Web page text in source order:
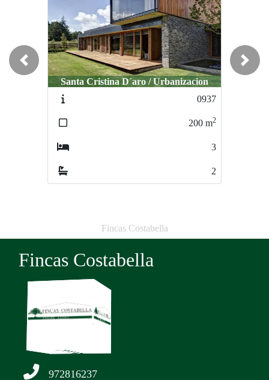
Santa Cristina D´aro / Urbanizacion
Palafrugell / Centro
0756
156m
Previous Next
Fincas Costabella
Fincas Costabella
972816237